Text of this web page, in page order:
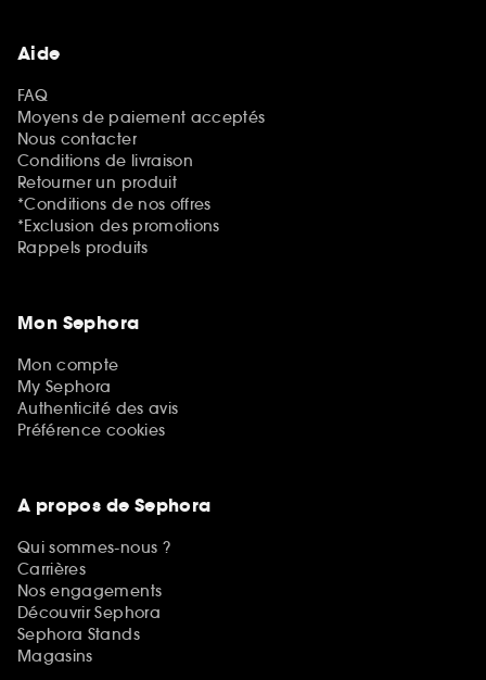
Aide
FAQ
Moyens de paiement acceptés
Nous contacter
Conditions de livraison
Retourner un produit
*Conditions de nos offres
*Exclusion des promotions
Rappels produits
Mon Sephora
Mon compte
My Sephora
Authenticité des avis
Préférence cookies
A propos de Sephora
Qui sommes-nous ?
Carrières
Nos engagements
Découvrir Sephora
Sephora Stands
Magasins